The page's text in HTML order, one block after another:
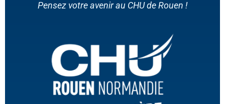
Pensez votre avenir au CHU de Rouen !